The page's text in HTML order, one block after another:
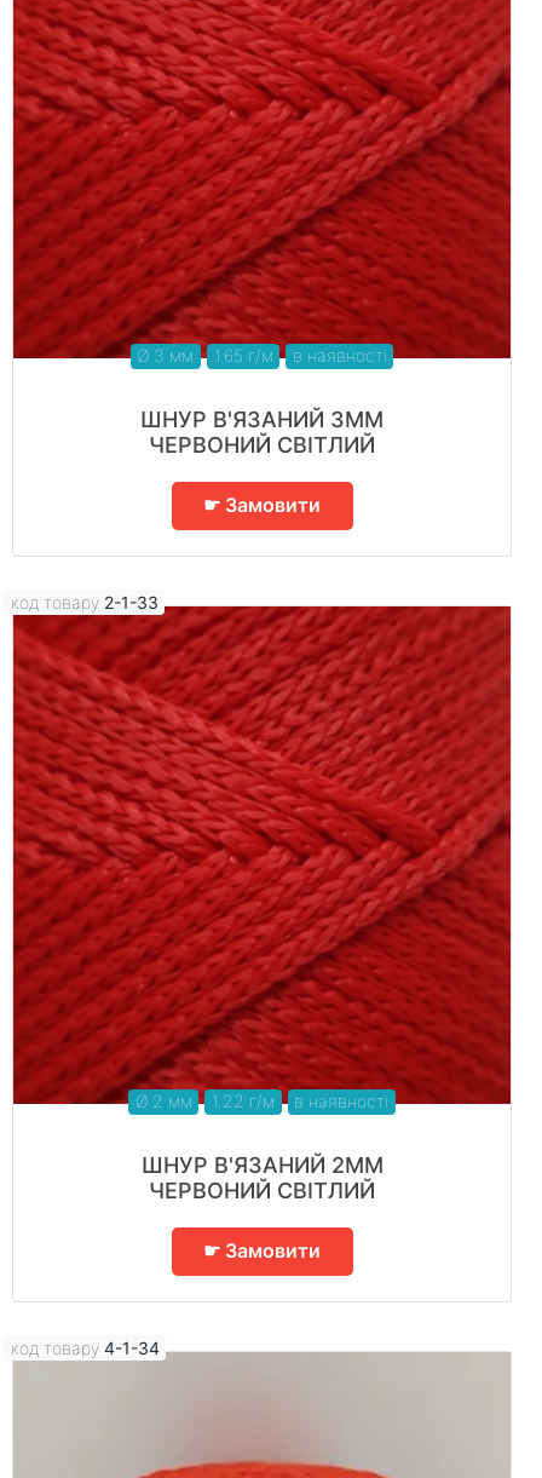
Ø 3 мм 1.65 г/м в наявності
ШНУР В'ЯЗАНИЙ 3ММ
ЧЕРВОНИЙ СВІТЛИЙ
☛ Замовити
код товару 2-1-33
Ø 2 мм 1.22 г/м в наявності
ШНУР В'ЯЗАНИЙ 2ММ
ЧЕРВОНИЙ СВІТЛИЙ
☛ Замовити
код товару 4-1-34